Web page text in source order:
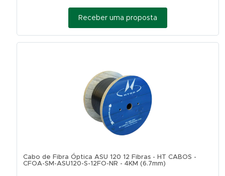
Receber uma proposta
Cabo de Fibra Óptica ASU 120 12 Fibras - HT CABOS -
CFOA-SM-ASU120-S-12FO-NR - 4KM (6.7mm)